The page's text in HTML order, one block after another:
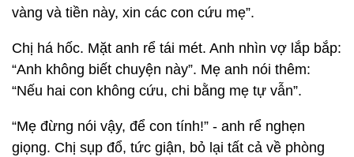
vàng và tiền này, xin các con cứu mẹ”.
Chị há hốc. Mặt anh rể tái mét. Anh nhìn vợ lắp bắp:
“Anh không biết chuyện này”. Mẹ anh nói thêm:
“Nếu hai con không cứu, chi bằng mẹ tự vẫn”.
“Mẹ đừng nói vậy, để con tính!” - anh rể nghẹn
giọng. Chị sụp đổ, tức giận, bỏ lại tất cả về phòng